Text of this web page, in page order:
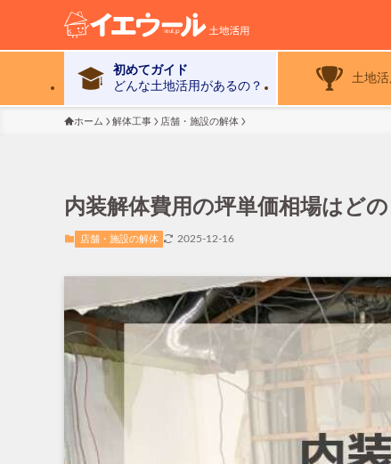
初めてガイド
どんな土地活用があるの？
土地
ホーム 解体工事 店舗・施設の解体
内装解体費用の坪単価相場はど
店舗・施設の解体 2025-12-16